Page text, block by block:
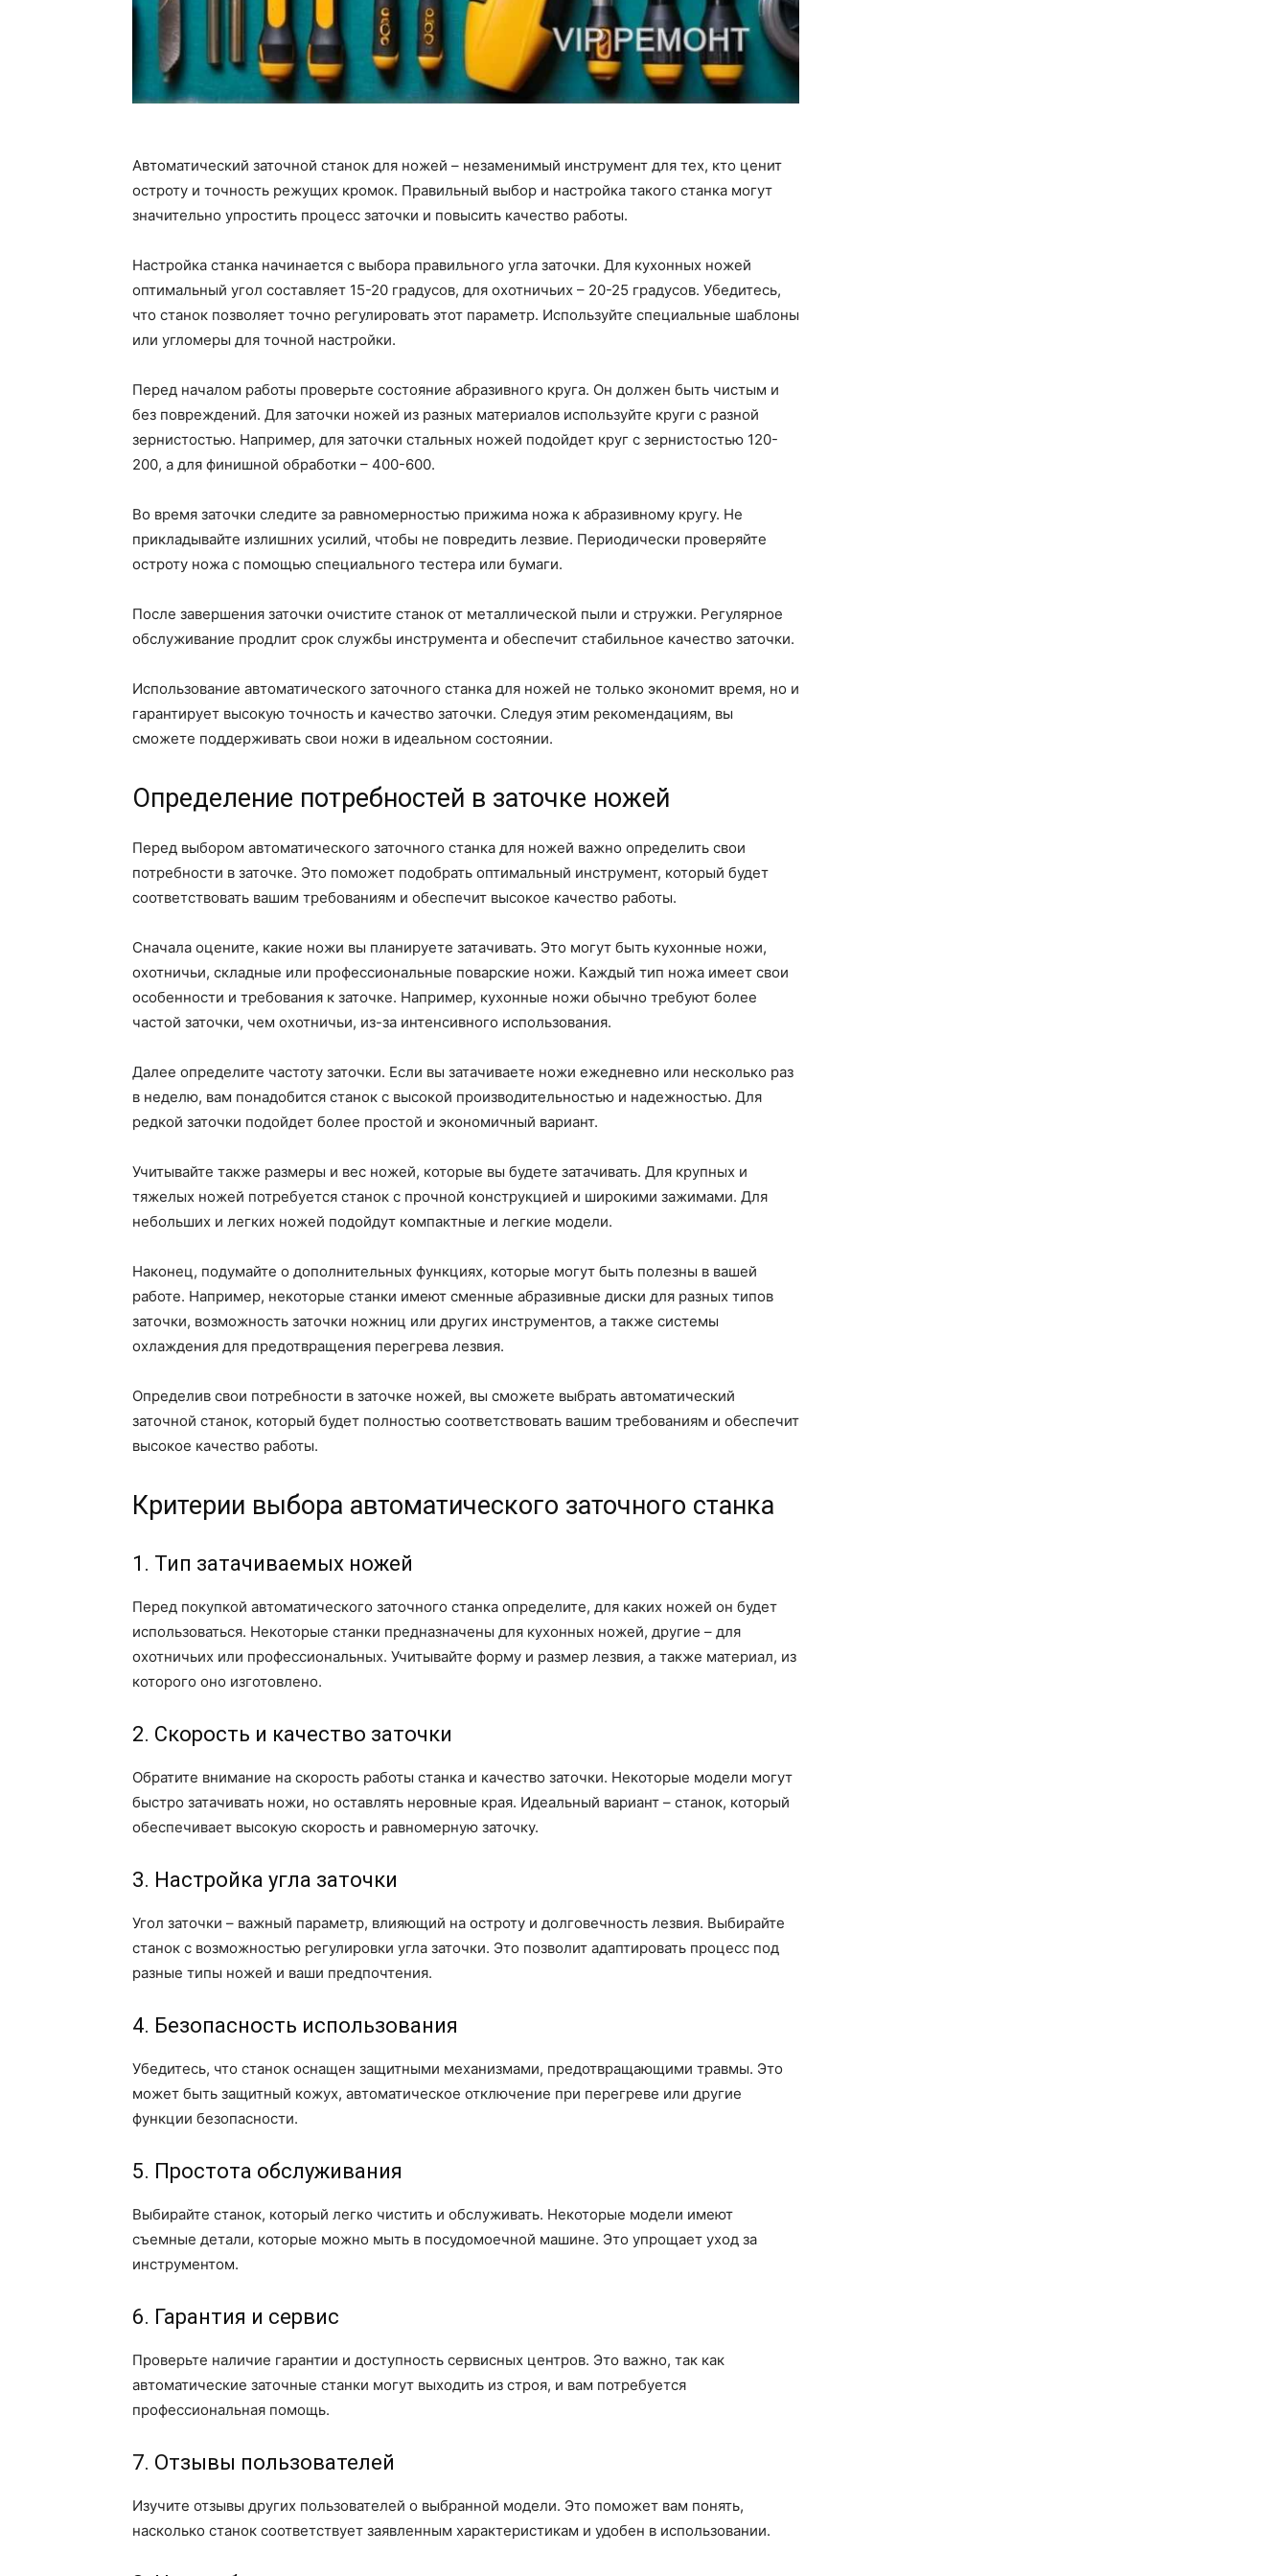
Автоматический заточной станок для ножей – незаменимый инструмент для тех, кто ценит
остроту и точность режущих кромок. Правильный выбор и настройка такого станка могут
значительно упростить процесс заточки и повысить качество работы.
Настройка станка начинается с выбора правильного угла заточки. Для кухонных ножей
оптимальный угол составляет 15-20 градусов, для охотничьих – 20-25 градусов. Убедитесь,
что станок позволяет точно регулировать этот параметр. Используйте специальные шаблоны
или угломеры для точной настройки.
Перед началом работы проверьте состояние абразивного круга. Он должен быть чистым и
без повреждений. Для заточки ножей из разных материалов используйте круги с разной
зернистостью. Например, для заточки стальных ножей подойдет круг с зернистостью 120-
200, а для финишной обработки – 400-600.
Во время заточки следите за равномерностью прижима ножа к абразивному кругу. Не
прикладывайте излишних усилий, чтобы не повредить лезвие. Периодически проверяйте
остроту ножа с помощью специального тестера или бумаги.
После завершения заточки очистите станок от металлической пыли и стружки. Регулярное
обслуживание продлит срок службы инструмента и обеспечит стабильное качество заточки.
Использование автоматического заточного станка для ножей не только экономит время, но и
гарантирует высокую точность и качество заточки. Следуя этим рекомендациям, вы
сможете поддерживать свои ножи в идеальном состоянии.
Определение потребностей в заточке ножей
Перед выбором автоматического заточного станка для ножей важно определить свои
потребности в заточке. Это поможет подобрать оптимальный инструмент, который будет
соответствовать вашим требованиям и обеспечит высокое качество работы.
Сначала оцените, какие ножи вы планируете затачивать. Это могут быть кухонные ножи,
охотничьи, складные или профессиональные поварские ножи. Каждый тип ножа имеет свои
особенности и требования к заточке. Например, кухонные ножи обычно требуют более
частой заточки, чем охотничьи, из-за интенсивного использования.
Далее определите частоту заточки. Если вы затачиваете ножи ежедневно или несколько раз
в неделю, вам понадобится станок с высокой производительностью и надежностью. Для
редкой заточки подойдет более простой и экономичный вариант.
Учитывайте также размеры и вес ножей, которые вы будете затачивать. Для крупных и
тяжелых ножей потребуется станок с прочной конструкцией и широкими зажимами. Для
небольших и легких ножей подойдут компактные и легкие модели.
Наконец, подумайте о дополнительных функциях, которые могут быть полезны в вашей
работе. Например, некоторые станки имеют сменные абразивные диски для разных типов
заточки, возможность заточки ножниц или других инструментов, а также системы
охлаждения для предотвращения перегрева лезвия.
Определив свои потребности в заточке ножей, вы сможете выбрать автоматический
заточной станок, который будет полностью соответствовать вашим требованиям и обеспечит
высокое качество работы.
Критерии выбора автоматического заточного станка
1. Тип затачиваемых ножей
Перед покупкой автоматического заточного станка определите, для каких ножей он будет
использоваться. Некоторые станки предназначены для кухонных ножей, другие – для
охотничьих или профессиональных. Учитывайте форму и размер лезвия, а также материал, из
которого оно изготовлено.
2. Скорость и качество заточки
Обратите внимание на скорость работы станка и качество заточки. Некоторые модели могут
быстро затачивать ножи, но оставлять неровные края. Идеальный вариант – станок, который
обеспечивает высокую скорость и равномерную заточку.
3. Настройка угла заточки
Угол заточки – важный параметр, влияющий на остроту и долговечность лезвия. Выбирайте
станок с возможностью регулировки угла заточки. Это позволит адаптировать процесс под
разные типы ножей и ваши предпочтения.
4. Безопасность использования
Убедитесь, что станок оснащен защитными механизмами, предотвращающими травмы. Это
может быть защитный кожух, автоматическое отключение при перегреве или другие
функции безопасности.
5. Простота обслуживания
Выбирайте станок, который легко чистить и обслуживать. Некоторые модели имеют
съемные детали, которые можно мыть в посудомоечной машине. Это упрощает уход за
инструментом.
6. Гарантия и сервис
Проверьте наличие гарантии и доступность сервисных центров. Это важно, так как
автоматические заточные станки могут выходить из строя, и вам потребуется
профессиональная помощь.
7. Отзывы пользователей
Изучите отзывы других пользователей о выбранной модели. Это поможет вам понять,
насколько станок соответствует заявленным характеристикам и удобен в использовании.